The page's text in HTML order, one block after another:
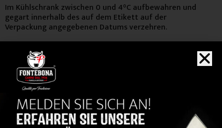
Im Kühlschrank zwischen 0 und 4°C aufbewahren und
gegart innerhalb des auf dem Etikett auf der
Verpackung angegebenen Datums verzehren.